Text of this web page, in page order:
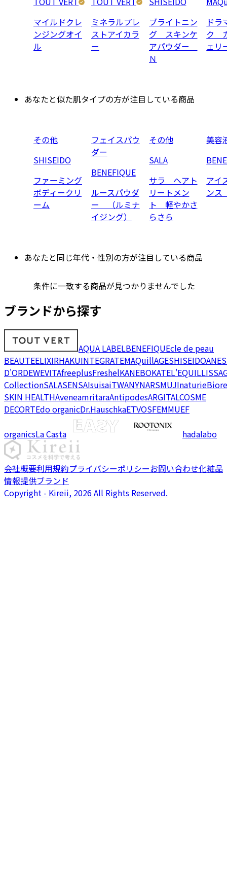
マイルドクレ
ンジングオイ
ル
ミネラルプレ
ストアイカラ
ー
ブライトニン
グ スキンケ
アパウダー
Ｎ
ドラ
ク
ェ
あなたと似た肌タイプの方が注目している商品
その他
SHISEIDO
ファーミング
ボディークリ
ーム
フェイスパウ
ダー
BENEFIQUE
ルースパウダ
ー （ルミナ
イジング）
その他
SALA
サラ ヘアト
リートメン
ト 軽やかさ
らさら
美容
アイ
ン
あなたと同じ年代・性別の方が注目している商品
条件に一致する商品が見つかりませんでした
ブランドから探す
AQUA LABELBENEFIQUEcle de peau
BEAUTEELIXIRHAKUINTEGRATEMAQuillAGESHISEIDO
D'ORDEWEVITAfreeplusFreshelKANEBOKATEL'EQUIL
CollectionSALASENSAIsuisaiTWANYNARSMUJInaturieBiore
SKIN HEALTHAveneamritaraAntipodesARGITALCOSME
DECORTEdo organicDr.HauschkaETVOSFEMMUEF
organicsLa Casta hadalabo
会社概要利用規約プライバシーポリシーお問い合わせ化粧品
情報提供ブランド
Copyright - Kireii, 2026 All Rights Reserved.